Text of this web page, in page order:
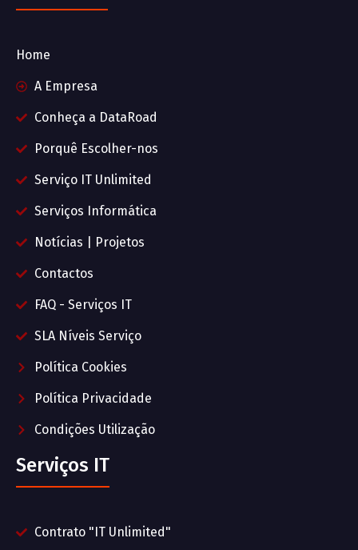
Home
A Empresa
Conheça a DataRoad
Porquê Escolher-nos
Serviço IT Unlimited
Serviços Informática
Notícias | Projetos
Contactos
FAQ - Serviços IT
SLA Níveis Serviço
Política Cookies
Política Privacidade
Condições Utilização
Serviços IT
Contrato "IT Unlimited"